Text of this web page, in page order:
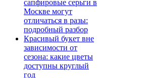
сапфировые серьги в
Москве могут
отличаться в разы:
подробный разбор
Красивый букет вне
зависимости от
сезона: какие цветы
доступны круглый
год